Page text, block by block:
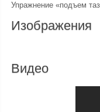
Упражнение «подъем
Изображения
Видео